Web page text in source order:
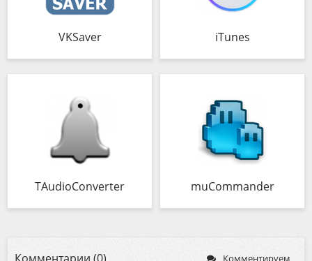
VKSaver iTunes
TAudioConverter muCommander
Комментируем